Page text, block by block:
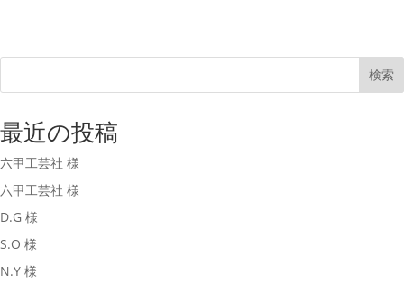
検索
最近の投稿
六甲工芸社 様
六甲工芸社 様
D.G 様
S.O 様
N.Y 様